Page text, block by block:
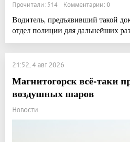
Прочитали: 514 Комментарии: 0
Водитель, предъявивший такой
отдел полиции для дальнейших
21:52, 4 авг 2026
Магнитогорск всё-таки
воздушных шаров
Новости